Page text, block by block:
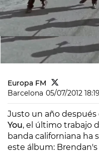
Europa FM
Barcelona 05/07/2012 18:19
Justo un año
You, el último trabajo
banda californiana ha
este álbum: